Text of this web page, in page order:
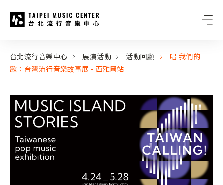
:::
台北流行音樂中心 展演活動 活動回顧
唱 我們的
歌：台灣流行音樂故事展 - 西雅圖站